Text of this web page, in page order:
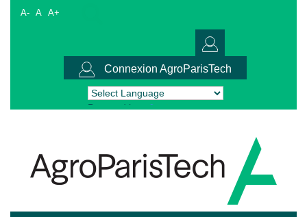
A- A A+
Connexion AgroParisTech
Powered by Translate